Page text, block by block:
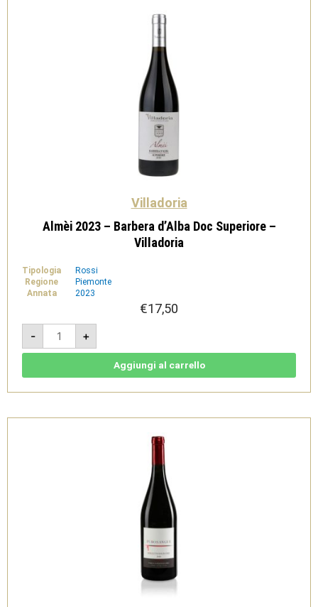
Villadoria
Almèi 2023 – Barbera d’Alba Doc Superiore –
Villadoria
Tipologia
Rossi
Regione
Piemonte
Annata
2023
€17,50
-
Almèi
2023
-
Barbera
-
+
Aggiungi al carrello